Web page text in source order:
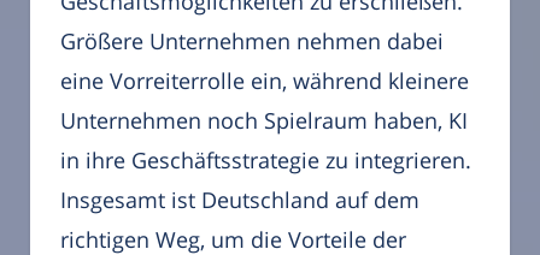
Größere Unternehmen nehmen dabei
eine Vorreiterrolle ein, während kleinere
Unternehmen noch Spielraum haben, KI
in ihre Geschäftsstrategie zu integrieren.
Insgesamt ist Deutschland auf dem
richtigen Weg, um die Vorteile der